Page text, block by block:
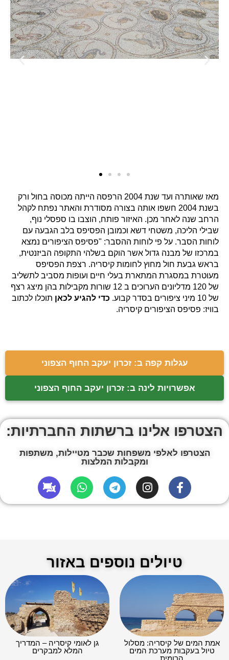
מאז שאותרה ועד שנת 2004 הרפסה הייתה מכוסה בחול ורק
בשנת 2004 חשפו אותה בצורה מסודרת והאתר נפתח לקהל
הרחב שנה לאחר מכן. האיזור פותח, הוצבו בו ספסלי נוף,
שבילי הליכה, משטחי דשא וכמובן הפסיפס בלב הגבעה עם
לוחות הסבר. על פי לוחות ההסבר: "פסיפס הציפורים נמצא
במרכזו של מבנה גדול אשר הוקם בשלהי התקופה הביזנטית,
בראש גבעת חול מחוץ לחומות קיסריה. רצפת הפסיפס
מעוטרת במסגרת המתארת בעלי חיים ועופות מסביב לתשליב
של 120 מדליונים הערוכים ב 12 שורות מקבילות בהן מיצג רצף
של 10 מיני ציפורים בסדר קבוע.
כדי להגיע לכאן תוכלו לכתוב
בוויז: פסיפס הציפורים קיסריה.
עגלות קפה ב: זכרון יעקב החוף הצפוני
אפשרויות לינה ב: זכרון יעקב החוף הצפוני
הצטרפו אלינו ברשתות החברתיות:
הצטרפו לאלפי משפחות שכבר מטיילות, משתפות
ומקבלות המלצות
טיולים נוספים באזור
אמת המים של קיסריה: מסלול
טיול בעקבות מערכת המים
הרומית
גן לאומי קיסריה – המדריך
המלא למבקרים